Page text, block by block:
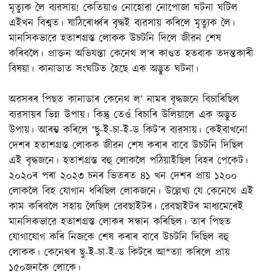
মৃত্যুক লৈ ব্যৱসায়! কেতিয়াও নোহোৱা নোপোজা ঘটনা ঘটিল
এইখন বিশ্বত। ষাঠিৰোৰ্ধ্বৰ বৃদ্ধই ব্যৱসায় কৰিলে মৃত্যুক লৈ।
মানসিকভাৱে হতাশগ্ৰস্ত লোকক উচটনি দিলে জীৱন শেষ
কৰিবলৈ। প্ৰাক্তন অভিযন্তা কেনেথ ল’ৰ কাণ্ডত হতবাক তদন্তকাৰী
বিষয়া। কানাডাত সংঘটিত হৈছে এক অদ্ভুত ঘটনা।
অৱসৰৰ পিছত কানাডাৰ কেনেথ ল’ নামৰ বৃদ্ধজনে বিচাৰিছিল
ব্যৱসায়ৰ ভিন্ন উপায়। কিন্তু তেওঁ বিচাৰি উলিয়ালে এক অদ্ভুত
উপায়। আৰম্ভ কৰিলে ‘ছু-ই-চা-ই-ড কিট’ৰ ব্যৱসায়। কেইবাখনো
দেশৰ হতাশগ্ৰস্ত লোকক জীৱন শেষ কৰাৰ বাবে উচটনি দিছিল
এই বৃদ্ধজনে। হতাশগ্ৰস্ত বহু লোকলৈ পঠিয়াইছিল বিহৰ পেকেট।
২০২০ৰ পৰা ২০২৩ চনৰ ভিতৰত ৪১ খন দেশৰ প্ৰায় ১২০০
লোকলৈ বিহ যোগান ধৰিছিল লোকজনে। উল্লেখ্য যে কেনেথে এই
কাম কৰিবলৈ সহায় লৈছিল ৱেবছাইটৰ। ৱেবছাইটৰ মাধ্যমেৰেই
মানসিকভাৱে হতাশগ্ৰস্ত লোকৰ সন্ধান কৰিছিল। তাৰ পিছত
যোগাযোগ কৰি নিজকে শেষ কৰাৰ বাবে উচটনি দিছিল বহু
লোকক। কেনেথৰ ছু-ই-চা-ই-ড কিটৰে আ*ত্যা কৰিলে প্ৰায়
১৫০জনকৈ লোকে।